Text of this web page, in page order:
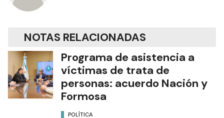
NOTAS RELACIONADAS
Programa de asistencia a
víctimas de trata de
personas: acuerdo Nación y
Formosa
POLÍTICA